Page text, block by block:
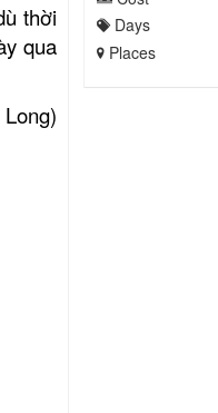
thời
qua
Cost
Days